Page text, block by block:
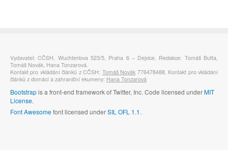
Vydavatel: CČSH, Wuchterlova 523/5, Praha 6 – Dejvice. Redakce: Tomáš Butta,
Tomáš Novák, Hana Tonzarová.
Kontakt pro vkládání článků z CČSH: Tomáš Novák 776478488. Kontakt pro vkládání
článků z domácí a zahraniční ekumeny: Hana Tonzarová
Bootstrapis a front-end framework of Twitter, Inc. Code licensed underMIT
License.
Font Awesomefont licensed underSIL OFL 1.1.